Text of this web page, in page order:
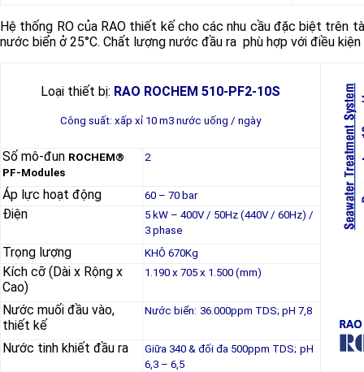
Hệ thống RO của RAO thiết kế cho các nhu cầu đặc biệt trên
nước biển ở 25°C. Chất lượng nước đầu ra phù hợp với điều
Loại thiết bị: RAO ROCHEM 510-PF2-10S
Công suất: xấp xỉ 10 m3 nước uống / ngày
Số mô-đun ROCHEM®
PF-Modules
2
Áp lực hoạt động 60 – 70 bar
Điện
5 kW – 400V / 50Hz (440V / 60Hz) /
3 phase
Trọng lượng KHÔ 670Kg
Kích cỡ (Dài x Rộng x
Cao)
1.190 x 705 x 1.500 (mm)
Nước muối đầu vào,
thiết kế
Nước biển: 36.000ppm TDS; pH 7,8
Nước tinh khiết đầu ra Giữa 340 & đối đa 500ppm TDS; pH
6,3 – 6,5